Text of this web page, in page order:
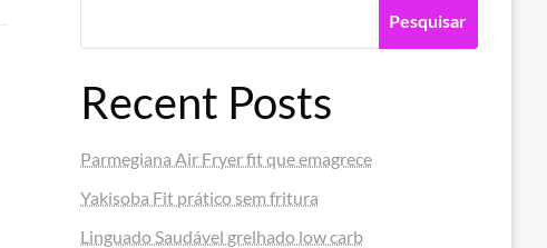
Pesquisar
Recent Posts
Parmegiana Air Fryer fit que emagrece
Yakisoba Fit prático sem fritura
Linguado Saudável grelhado low carb